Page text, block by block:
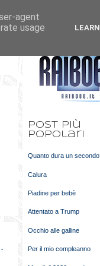
-
Post più
popolari
Quanto dura un
Calura
Piadine per bebè
Attentato a Trump
Occhio alle galline
Per il mio compleanno
agent
usage